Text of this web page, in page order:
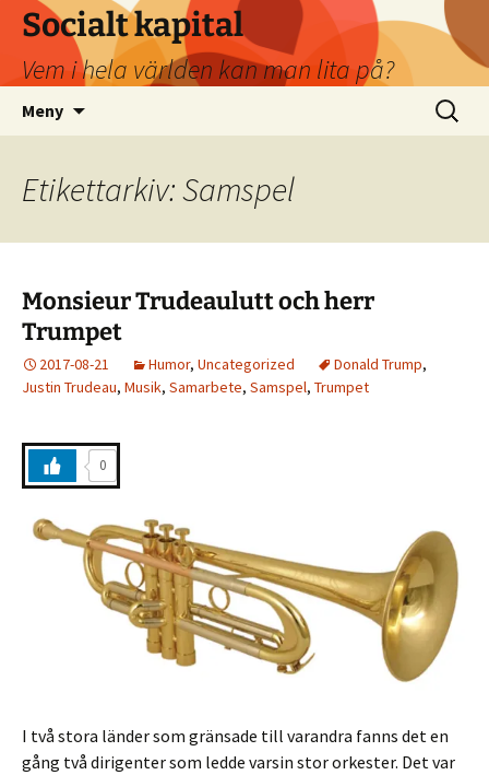
Socialt kapital
Vem i hela världen kan man lita på?
Meny
Sök
efter:
Etikettarkiv: Samspel
Monsieur Trudeaulutt och herr
Trumpet
2017-08-21 Humor, Uncategorized Donald Trump,
Justin Trudeau, Musik, Samarbete, Samspel, Trumpet
0
I två stora länder som gränsade till varandra fanns det en
gång två dirigenter som ledde varsin stor orkester. Det var